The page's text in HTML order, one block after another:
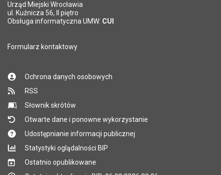
Urząd Miejski Wrocławia
ul. Kuźnicza 56, II piętro
Obsługa informatyczna UMW: CUI
Formularz kontaktowy
Ochrona danych osobowych
RSS
Słownik skrótów
Otwarte dane i ponowne wykorzystanie
Udostępnianie informacji publicznej
Statystyki oglądalności BIP
Ostatnio opublikowane